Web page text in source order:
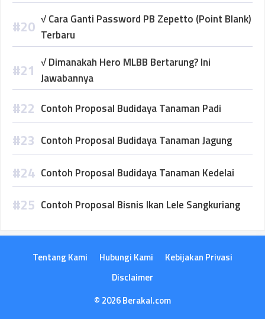
√ Cara Ganti Password PB Zepetto (Point Blank)
Terbaru
√ Dimanakah Hero MLBB Bertarung? Ini
Jawabannya
Contoh Proposal Budidaya Tanaman Padi
Contoh Proposal Budidaya Tanaman Jagung
Contoh Proposal Budidaya Tanaman Kedelai
Contoh Proposal Bisnis Ikan Lele Sangkuriang
Tentang Kami Hubungi Kami
Kebijakan Privasi
Disclaimer
© 2026 Berakal.com